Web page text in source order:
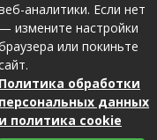
соглашение
аналитики. Если нет
— измените настройки
или покиньте
Политика обработки
персональных данных
и политика cookie